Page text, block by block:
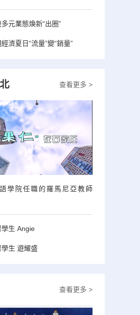
元業態煥新“出圈”
濟夏日“流量”變“銷量”
查看更多 >
學院任職的羅馬尼亞教師
生 Angie
生 遊耀盛
查看更多 >